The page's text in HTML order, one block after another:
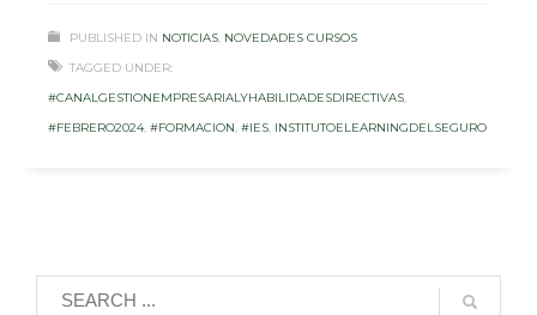
PUBLISHED IN NOTICIAS, NOVEDADES CURSOS
TAGGED UNDER:
#CANALGESTIONEMPRESARIALYHABILIDADESDIRECTIVAS,
#FEBRERO2024, #FORMACION, #IES, INSTITUTOELEARNINGDELSEGURO